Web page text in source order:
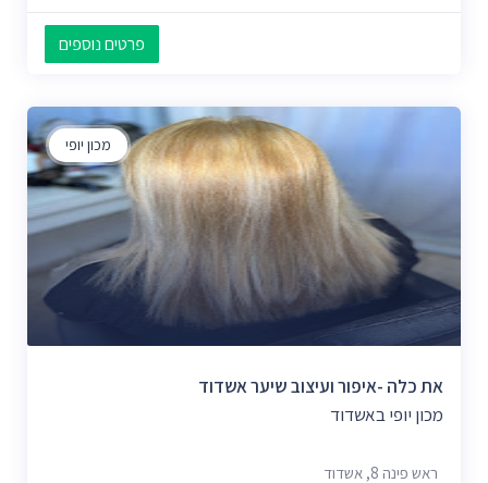
פרטים נוספים
מכון יופי
את כלה -איפור ועיצוב שיער אשדוד
מכון יופי באשדוד
ראש פינה 8, אשדוד